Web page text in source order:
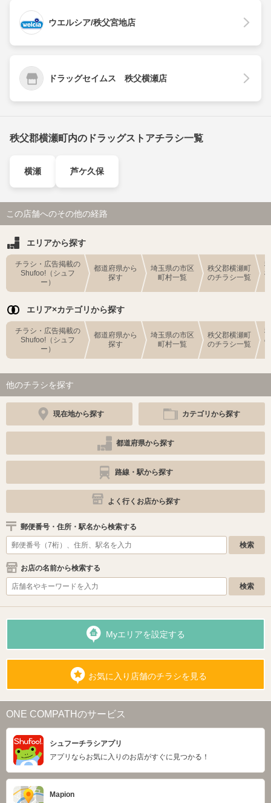
ウエルシア/秩父宮地店
ドラッグセイムス 秩父横瀬店
秩父郡横瀬町内のドラッグストアチラシ一覧
横瀬 芦ケ久保
この店舗へのその他の経路
エリアから探す
チラシ・広告掲載の
Shufoo!（シュフ
ー）
都道府県から
探す
埼玉県の市区
町村一覧
秩父郡横瀬町
のチラシ一覧
エリア×カテゴリから探す
チラシ・広告掲載の
Shufoo!（シュフ
ー）
都道府県から
探す
埼玉県の市区
町村一覧
秩父郡横瀬町
のチラシ一覧
他のチラシを探す
現在地から探す カテゴリから探す
都道府県から探す
路線・駅から探す
よく行くお店から探す
郵便番号・住所・駅名から検索する
お店の名前から検索する
Myエリアを設定する
お気に入り店舗のチラシを見る
ONE COMPATHのサービス
シュフーチラシアプリ
アプリならお気に入りのお店がすぐに見つかる！
Mapion